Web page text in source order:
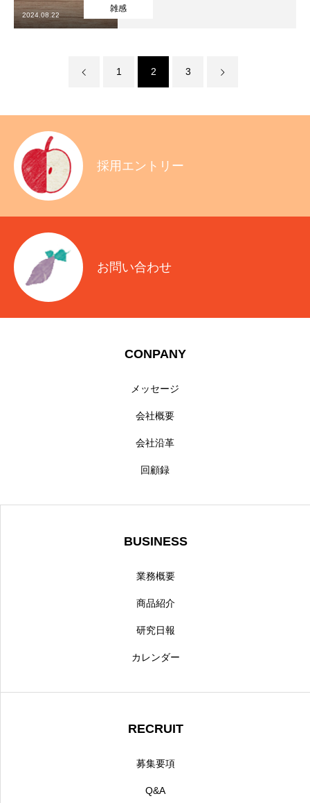
雑感
2024.08.22
1 2 3
採用エントリー
お問い合わせ
CONPANY
メッセージ
会社概要
会社沿革
回顧録
BUSINESS
業務概要
商品紹介
研究日報
カレンダー
RECRUIT
募集要項
Q&A